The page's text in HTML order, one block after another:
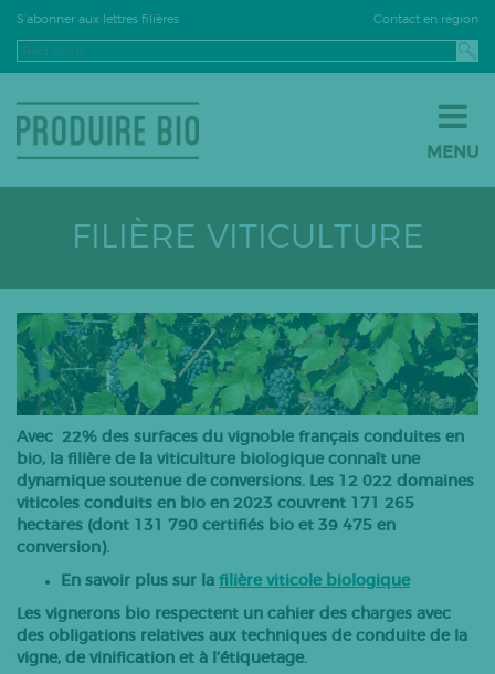
S’abonner aux lettres filières Contact en région
MENU
JE VENDS EN BIO
Grandes cultures
Fruits
Légumes
PPAM
Semences
Bovins lait
Bovins-ovins viande
Porcs
Volailles
FILIÈRE VITICULTURE
Avec 22% des surfaces du vignoble français conduites en
bio, la filière de la viticulture biologique connaît une
dynamique soutenue de conversions. Les 12 022 domaines
viticoles conduits en bio en 2023 couvrent 171 265
hectares (dont 131 790 certifiés bio et 39 475 en
conversion).
En savoir plus sur la filière viticole biologique
Les vignerons bio respectent un cahier des charges avec
des obligations relatives aux techniques de conduite de la
vigne, de vinification et à l’étiquetage.